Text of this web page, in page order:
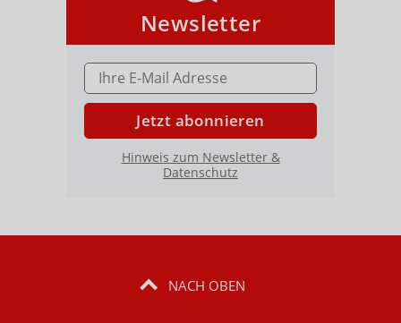
Newsletter
E-MAIL ADRESSE
Jetzt abonnieren
Hinweis zum Newsletter &
Datenschutz
NACH OBEN